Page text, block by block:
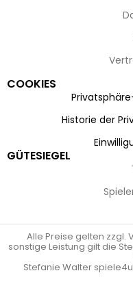
COOKIES
Historie der
GÜTESIEGEL
Alle Preise gelten zzgl.
sonstige Leistung gilt die
Stefanie Walter